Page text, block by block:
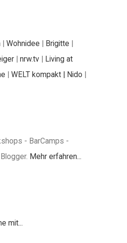
| Wohnidee | Brigitte |
| nrw.tv | Living at
| WELT kompakt | Nido |
- BarCamps -
Mehr erfahren...
mit...